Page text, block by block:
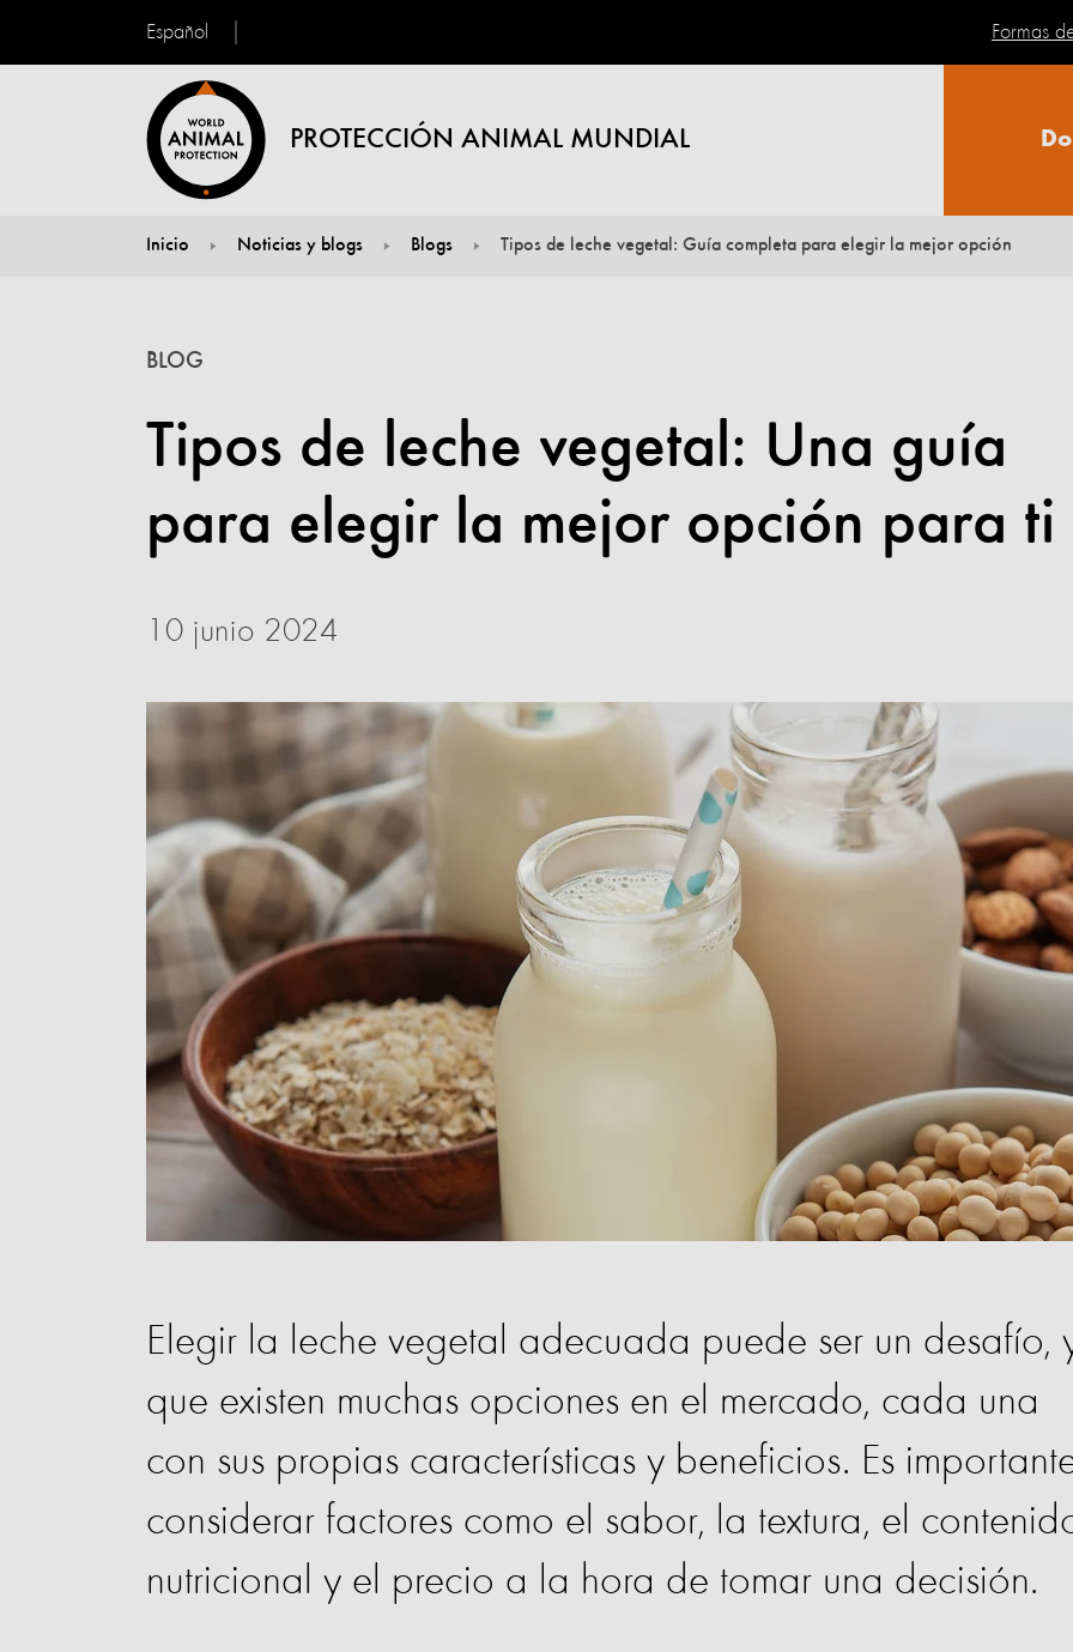
Español
PROTECCIÓN ANIMAL MUNDIAL
Formas
Inicio Noticias y blogs Blogs Tipos de leche vegetal: Guía completa para elegir la mejor opción
Tipos de leche vegetal: Una guía
para elegir la mejor opción para ti
BLOG
10 junio 2024
Elegir la leche vegetal adecuada puede ser un desafío,
que existen muchas opciones en el mercado, cada una
con sus propias características y beneficios. Es
considerar factores como el sabor, la textura, el
nutricional y el precio a la hora de tomar una decisión.